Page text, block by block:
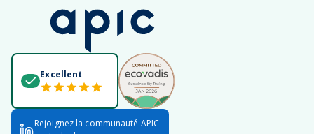
Excellent
Rejoignez la communauté APIC